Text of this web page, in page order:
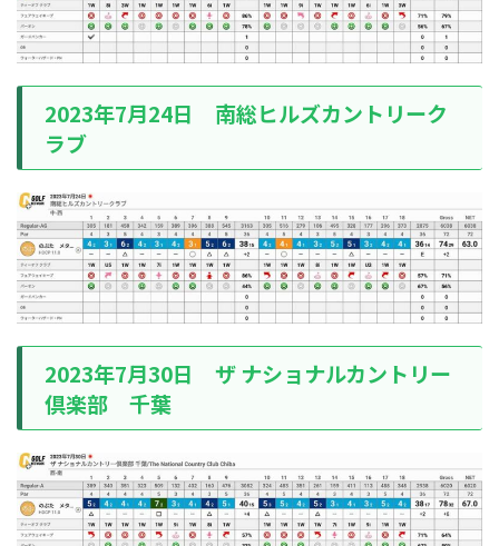
2023年7月24日 南総ヒルズカントリーク
ラブ
2023年7月30日 ザ ナショナルカントリー
倶楽部 千葉